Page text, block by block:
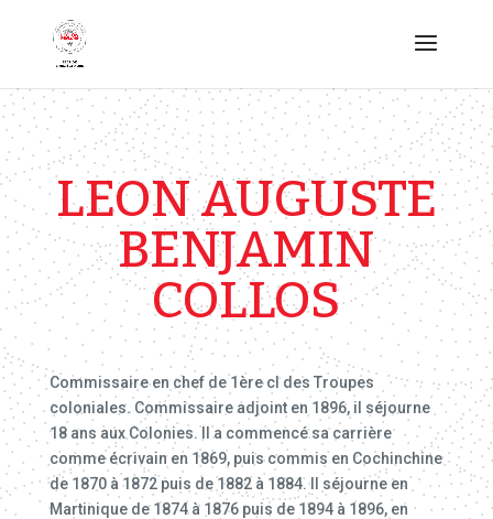
LEON AUGUSTE
BENJAMIN
COLLOS
Commissaire en chef de 1ère cl des Troupes
coloniales. Commissaire adjoint en 1896, il séjourne
18 ans aux Colonies. Il a commencé sa carrière
comme écrivain en 1869, puis commis en Cochinchine
de 1870 à 1872 puis de 1882 à 1884. Il séjourne en
Martinique de 1874 à 1876 puis de 1894 à 1896, en